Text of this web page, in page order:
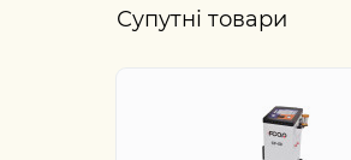
Супутні товари